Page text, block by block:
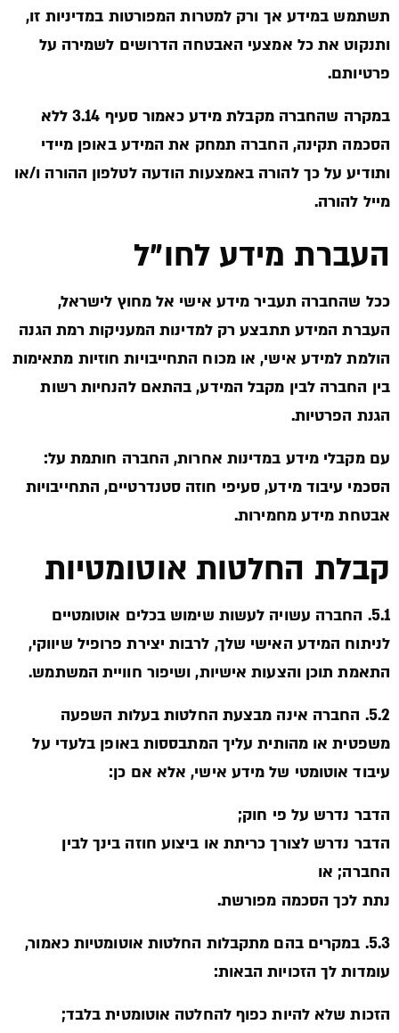
תשתמש במידע אך ורק למטרות המפורטות במדיניות זו,
ותנקוט את כל אמצעי האבטחה הדרושים לשמירה על
פרטיותם.
במקרה שהחברה מקבלת מידע כאמור סעיף 3.14 ללא
הסכמה תקינה, החברה תמחק את המידע באופן מיידי
ותודיע על כך להורה באמצעות הודעה לטלפון ההורה ו/או
מייל להורה.
העברת מידע לחו"ל
ככל שהחברה תעביר מידע אישי אל מחוץ לישראל,
העברת המידע תתבצע רק למדינות המעניקות רמת הגנה
הולמת למידע אישי, או מכוח התחייבויות חוזיות מתאימות
בין החברה לבין מקבל המידע, בהתאם להנחיות רשות
הגנת הפרטיות.
עם מקבלי מידע במדינות אחרות, החברה חותמת על:
הסכמי עיבוד מידע, סעיפי חוזה סטנדרטיים, התחייבויות
אבטחת מידע מחמירות.
קבלת החלטות אוטומטיות
5.1. החברה עשויה לעשות שימוש בכלים אוטומטיים
לניתוח המידע האישי שלך, לרבות יצירת פרופיל שיווקי,
התאמת תוכן והצעות אישיות, ושיפור חוויית המשתמש.
5.2. החברה אינה מבצעת החלטות בעלות השפעה
משפטית או מהותית עליך המתבססות באופן בלעדי על
עיבוד אוטומטי של מידע אישי, אלא אם כן:
הדבר נדרש על פי חוק;
הדבר נדרש לצורך כריתת או ביצוע חוזה בינך לבין
החברה; או
נתת לכך הסכמה מפורשת.
5.3. במקרים בהם מתקבלות החלטות אוטומטיות כאמור,
עומדות לך הזכויות הבאות:
הזכות שלא להיות כפוף להחלטה אוטומטית בלבד;